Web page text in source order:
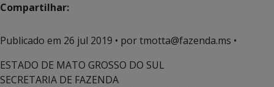
Compartilhar:
Publicado em 26 jul 2019 • por tmotta@fazenda.ms •
ESTADO DE MATO GROSSO DO SUL
SECRETARIA DE FAZENDA